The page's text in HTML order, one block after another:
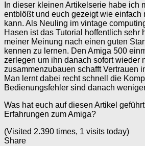
In dieser kleinen Artikelserie habe ich
entblößt und euch gezeigt wie einfach
kann. Als Neuling im vintage
Hasen ist das Tutorial hoffentlich sehr
meiner Meinung nach einen guten
kennen zu lernen. Den Amiga 500
zerlegen um ihn danach sofort wieder
zusammenzubauen schafft Vertrauen
Man lernt dabei recht schnell die
Bedienungsfehler sind danach
Was hat euch auf diesen Artikel
Erfahrungen zum Amiga?
(Visited 2.390 times, 1 visits today)
Share